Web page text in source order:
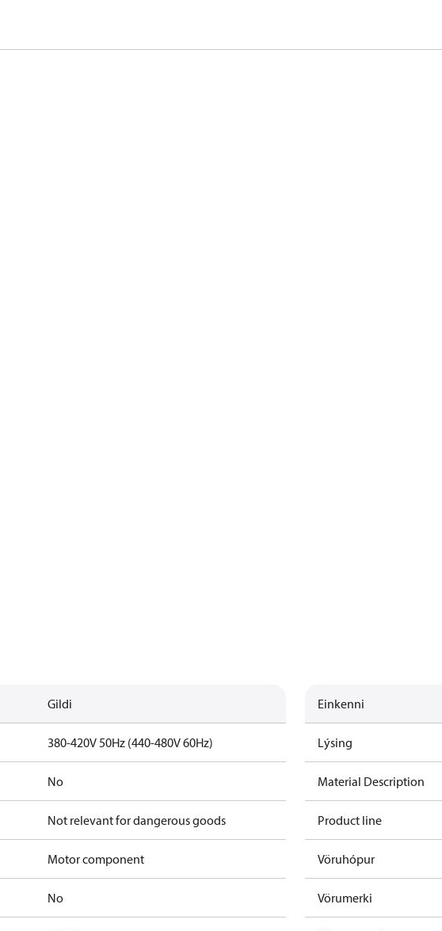
Gildi
380-420V 50Hz (440-480V 60Hz)
No
Not relevant for dangerous goods
Motor component
No
Einkenni
Lýsing
Material Description
Product line
Vöruhópur
Vörumerki